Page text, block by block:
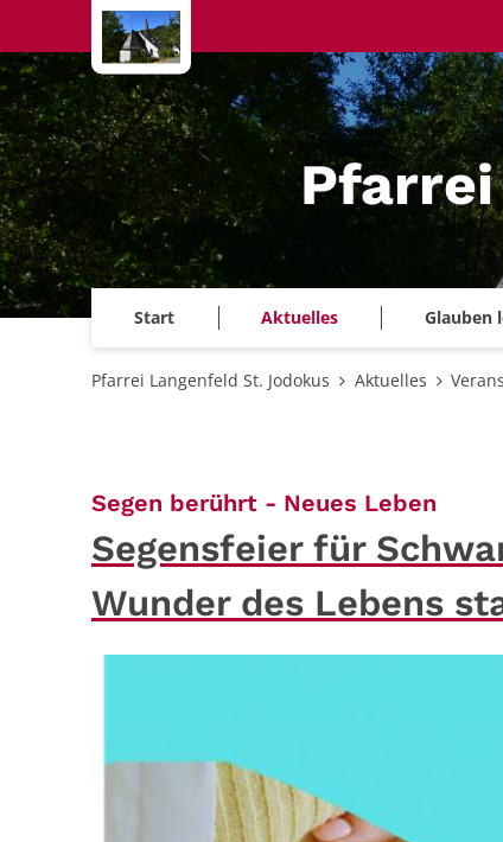
Zum Inhalt springen
Start Aktuelles Glauben
Pfarrei Langenfeld St. Jodokus Aktuelles
Segen berührt - Neues Leben
Segensfeier für
Wunder des Lebens